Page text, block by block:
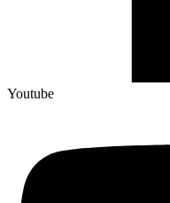
Youtube